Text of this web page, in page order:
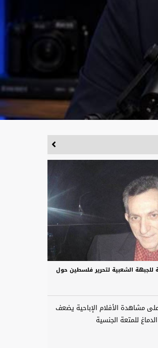
للجبهة الشعبية لتحرير فلسطين حول
مشاهدة الأفلام الإباحية يضعف
للمتعة الجنسية